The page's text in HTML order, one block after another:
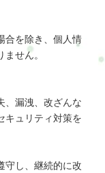
合を除き、個人情
せん。
、漏洩、改ざんな
キュリティ対策を
守し、継続的に改